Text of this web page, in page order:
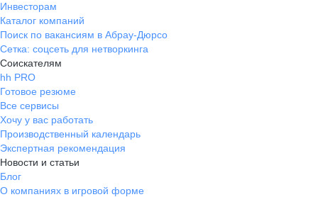
Инвесторам
Каталог компаний
Поиск по вакансиям в Абрау-Дюрсо
Сетка: соцсеть для нетворкинга
Соискателям
hh PRO
Готовое резюме
Все сервисы
Хочу у вас работать
Производственный календарь
Экспертная рекомендация
Новости и статьи
Блог
О компаниях в игровой форме